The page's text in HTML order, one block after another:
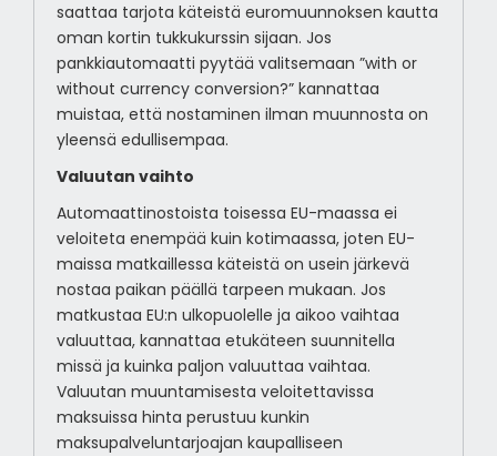
saattaa tarjota käteistä euromuunnoksen kautta
oman kortin tukkukurssin sijaan. Jos
pankkiautomaatti pyytää valitsemaan ”with or
without currency conversion?” kannattaa
muistaa, että nostaminen ilman muunnosta on
yleensä edullisempaa.
Valuutan vaihto
Automaattinostoista toisessa EU-maassa ei
veloiteta enempää kuin kotimaassa, joten EU-
maissa matkaillessa käteistä on usein järkevä
nostaa paikan päällä tarpeen mukaan. Jos
matkustaa EU:n ulkopuolelle ja aikoo vaihtaa
valuuttaa, kannattaa etukäteen suunnitella
missä ja kuinka paljon valuuttaa vaihtaa.
Valuutan muuntamisesta veloitettavissa
maksuissa hinta perustuu kunkin
maksupalveluntarjoajan kaupalliseen